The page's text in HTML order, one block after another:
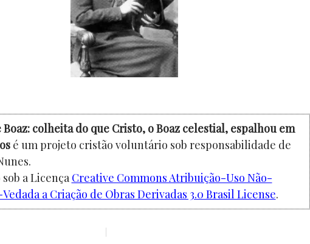
Boaz: colheita do que Cristo, o Boaz celestial, espalhou em
é um projeto cristão voluntário sob responsabilidade de
a Licença Creative Commons Atribuição-Uso Não-
a Criação de Obras Derivadas 3.0 Brasil License.